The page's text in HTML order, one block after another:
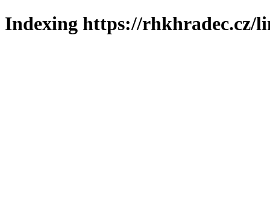
Indexing https://rhkhradec.cz/